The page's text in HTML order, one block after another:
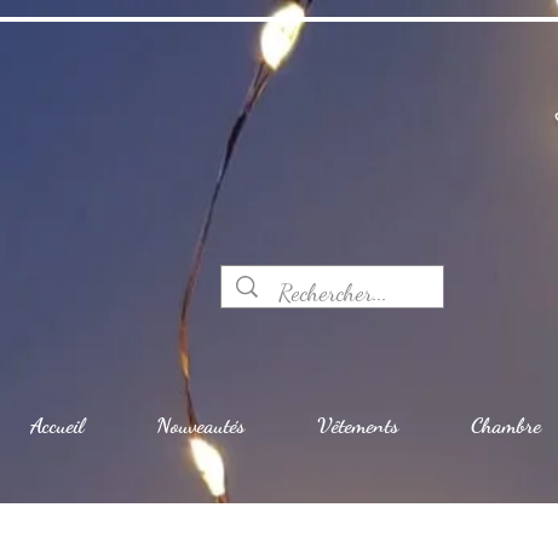
Accueil Nouveautés Vêtements Chambre